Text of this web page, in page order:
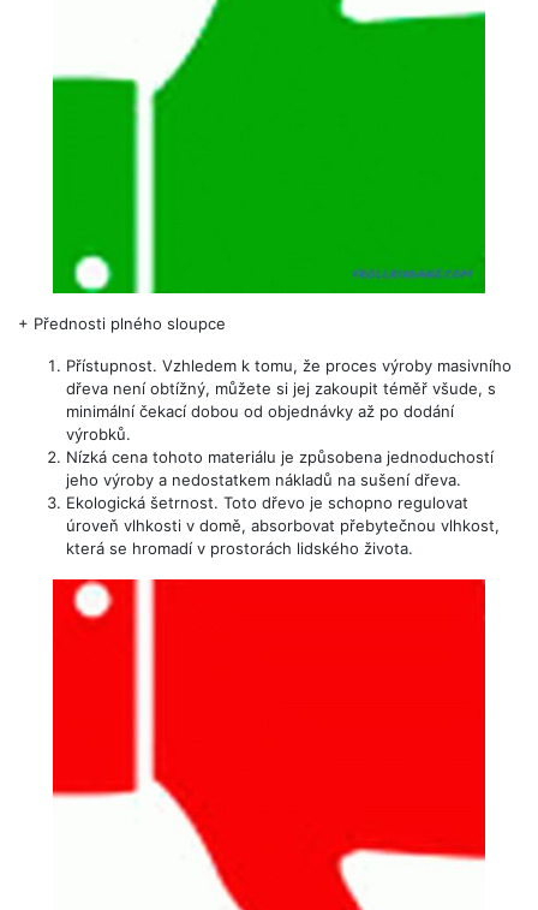
+ Přednosti plného sloupce
Přístupnost. Vzhledem k tomu, že proces výroby masivního
dřeva není obtížný, můžete si jej zakoupit téměř všude, s
minimální čekací dobou od objednávky až po dodání
výrobků.
Nízká cena tohoto materiálu je způsobena jednoduchostí
jeho výroby a nedostatkem nákladů na sušení dřeva.
Ekologická šetrnost. Toto dřevo je schopno regulovat
úroveň vlhkosti v domě, absorbovat přebytečnou vlhkost,
která se hromadí v prostorách lidského života.